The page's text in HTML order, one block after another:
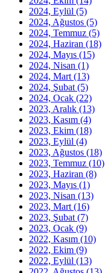
2024, Eylül (5)
2024, Ağustos (5)
2024, Temmuz (5)
2024, Haziran (18)
2024, Mayıs (15)
2024, Nisan (1)
2024, Mart (13)
2024, Şubat (5)
2024, Ocak (22)
2023, Aralık (13)
2023, Kasım (4)
2023, Ekim (18)
2023, Eylül (4)
2023, Ağustos (18)
2023, Temmuz (10)
2023, Haziran (8)
2023, Mayıs (1)
2023, Nisan (13)
2023, Mart (16)
2023, Şubat (7)
2023, Ocak (9)
2022, Kasım (10)
2022, Ekim (9)
2022, Eylül (13)